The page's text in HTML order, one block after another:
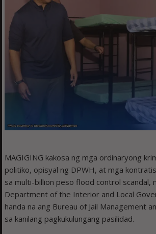
MAGIGING kakosa ng mga ordinaryong
politiko, opisyal ng DPWH, at mga
sa multi-billion peso flood control scandal,
Department of the Interior and Local
handa na ang Bureau of Jail Management
sa kanilang pagkukulungang pasilidad.